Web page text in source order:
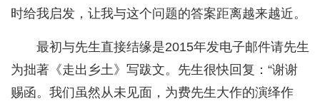
时给我启发，让我与这个问题的答案距离越来越近。
最初与先生直接结缘是2015年发电子邮件请先生
为拙著《走出乡土》写跋文。先生很快回复：“谢谢
赐函。我们虽然从未见面，为费先生大作的演绎作